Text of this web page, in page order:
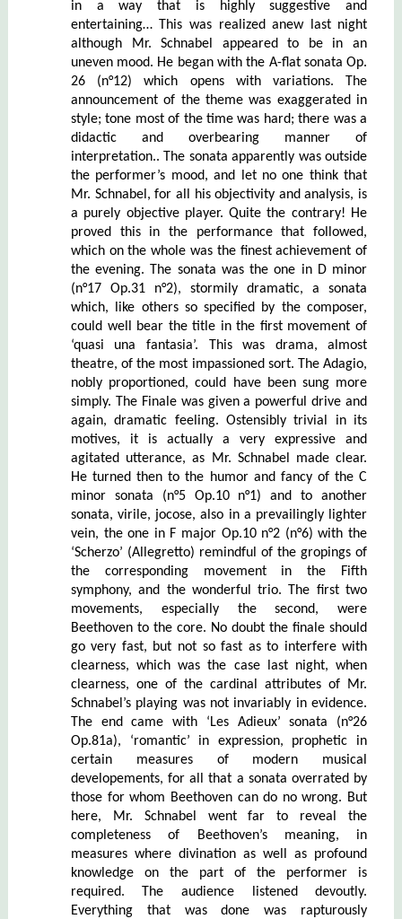
in a way that is highly suggestive and
entertaining… This was realized anew last night
although Mr. Schnabel appeared to be in an
uneven mood. He began with the A-flat sonata Op.
26 (n°12) which opens with variations. The
announcement of the theme was exaggerated in
style; tone most of the time was hard; there was a
didactic and overbearing manner of
interpretation.. The sonata apparently was outside
the performer’s mood, and let no one think that
Mr. Schnabel, for all his objectivity and analysis, is
a purely objective player. Quite the contrary! He
proved this in the performance that followed,
which on the whole was the finest achievement of
the evening. The sonata was the one in D minor
(n°17 Op.31 n°2), stormily dramatic, a sonata
which, like others so specified by the composer,
could well bear the title in the first movement of
‘quasi una fantasia’. This was drama, almost
theatre, of the most impassioned sort. The Adagio,
nobly proportioned, could have been sung more
simply. The Finale was given a powerful drive and
again, dramatic feeling. Ostensibly trivial in its
motives, it is actually a very expressive and
agitated utterance, as Mr. Schnabel made clear.
He turned then to the humor and fancy of the C
minor sonata (n°5 Op.10 n°1) and to another
sonata, virile, jocose, also in a prevailingly lighter
vein, the one in F major Op.10 n°2 (n°6) with the
‘Scherzo’ (Allegretto) remindful of the gropings of
the corresponding movement in the Fifth
symphony, and the wonderful trio. The first two
movements, especially the second, were
Beethoven to the core. No doubt the finale should
go very fast, but not so fast as to interfere with
clearness, which was the case last night, when
clearness, one of the cardinal attributes of Mr.
Schnabel’s playing was not invariably in evidence.
The end came with ‘Les Adieux’ sonata (n°26
Op.81a), ‘romantic’ in expression, prophetic in
certain measures of modern musical
developements, for all that a sonata overrated by
those for whom Beethoven can do no wrong. But
here, Mr. Schnabel went far to reveal the
completeness of Beethoven’s meaning, in
measures where divination as well as profound
knowledge on the part of the performer is
required. The audience listened devoutly.
Everything that was done was rapturously